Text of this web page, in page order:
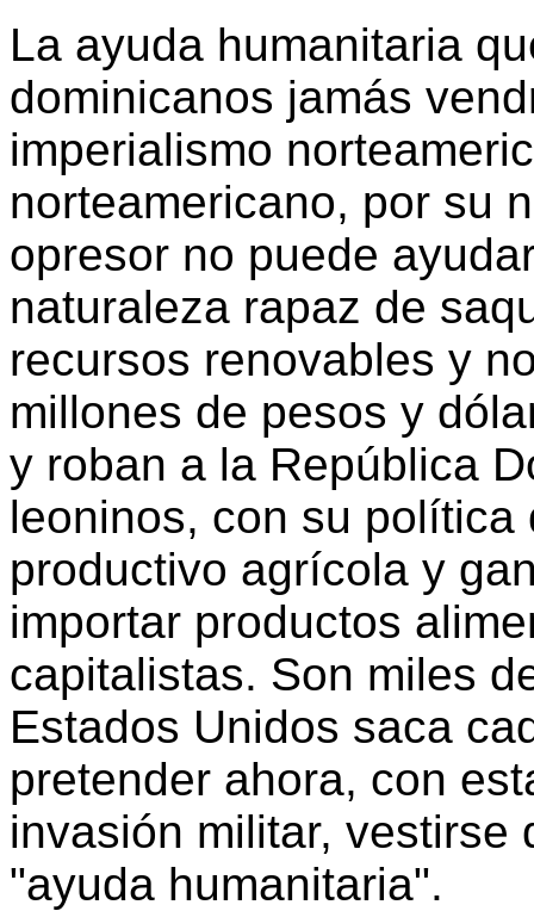
La ayuda humanitaria
dominicanos jamás
imperialismo
norteamericano, por su
opresor no puede
naturaleza rapaz de
recursos renovables y
millones de pesos y
y roban a la República
leoninos, con su
productivo agrícola y
importar productos
capitalistas. Son miles
Estados Unidos saca
pretender ahora, con
invasión militar, vestirse
"ayuda humanitaria".